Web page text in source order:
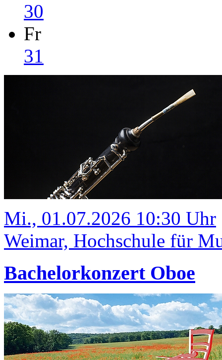
30
Fr
31
Mi., 01.07.2026 10:30 Uhr
Weimar, Hochschule für
Bachelorkonzert Oboe